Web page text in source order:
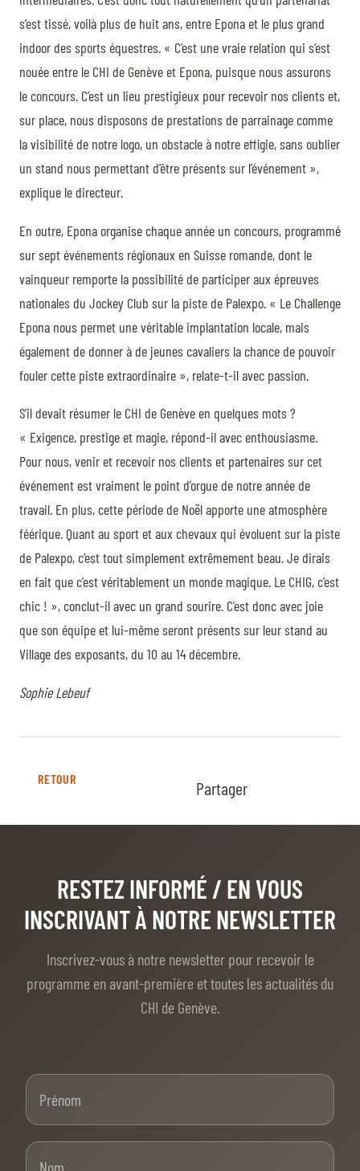
s’est tissé, voilà plus de huit ans, entre Epona et le plus grand
indoor des sports équestres. « C’est une vraie relation qui s’est
nouée entre le CHI de Genève et Epona, puisque nous assurons
le concours. C’est un lieu prestigieux pour recevoir nos clients et,
sur place, nous disposons de prestations de parrainage comme
la visibilité de notre logo, un obstacle à notre effigie, sans oublier
un stand nous permettant d’être présents sur l’événement »,
explique le directeur.
En outre, Epona organise chaque année un concours, programmé
sur sept événements régionaux en Suisse romande, dont le
vainqueur remporte la possibilité de participer aux épreuves
nationales du Jockey Club sur la piste de Palexpo. « Le Challenge
Epona nous permet une véritable implantation locale, mais
également de donner à de jeunes cavaliers la chance de pouvoir
fouler cette piste extraordinaire », relate-t-il avec passion.
S’il devait résumer le CHI de Genève en quelques mots ?
« Exigence, prestige et magie, répond-il avec enthousiasme.
Pour nous, venir et recevoir nos clients et partenaires sur cet
événement est vraiment le point d’orgue de notre année de
travail. En plus, cette période de Noël apporte une atmosphère
féérique. Quant au sport et aux chevaux qui évoluent sur la piste
de Palexpo, c’est tout simplement extrêmement beau. Je dirais
en fait que c’est véritablement un monde magique. Le CHIG, c’est
chic ! », conclut-il avec un grand sourire. C’est donc avec joie
que son équipe et lui-même seront présents sur leur stand au
Village des exposants, du 10 au 14 décembre.
Sophie Lebeuf
RETOUR Partager
RESTEZ INFORMÉ / EN VOUS
INSCRIVANT À NOTRE NEWSLETTER
Inscrivez-vous à notre newsletter pour recevoir le
programme en avant-première et toutes les actualités du
CHI de Genève.